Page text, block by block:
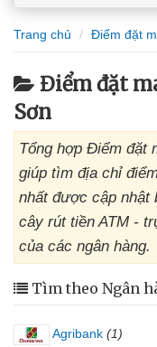
Trang chủ Điểm đặt
Điểm đặt
Sơn
Tổng hợp Điểm đặt
giúp tìm địa chỉ
nhất được cập nhật
cây rút tiền ATM -
của các ngân hàng.
Tìm theo Ngân
Agribank (1)